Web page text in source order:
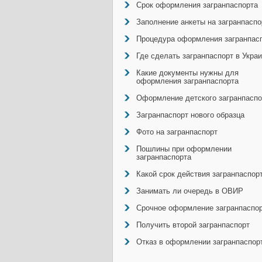
Срок оформления загранпаспорта
Заполнение анкеты на
Процедура оформления
Где сделать загранпаспорт в
Какие документы нужны для
оформления загранпаспорта
Оформление детского
Загранпаспорт нового образца
Фото на загранпаспорт
Пошлины при оформлении
загранпаспорта
Какой срок действия
Занимать ли очередь в ОВИР
Срочное оформление
Получить второй загранпаспорт
Отказ в оформлении